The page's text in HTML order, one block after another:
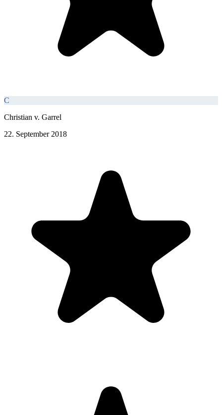
C
Christian v. Garrel
22. September 2018